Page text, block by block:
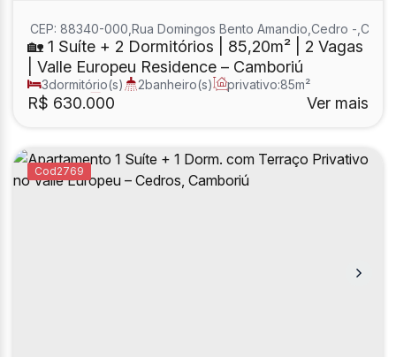
🏡 1 Suíte + 2 Dormitórios | 85,20m² | 2 Vagas
| Valle Europeu Residence – Camboriú
R$ 630.000
CEP: 88340-000 Rua Domingos Bento Amandio Cedro
3dormitório(s) 2banheiro(s) privativo:85m²
1sala(s) 1suíte(s) Ver mais
2769